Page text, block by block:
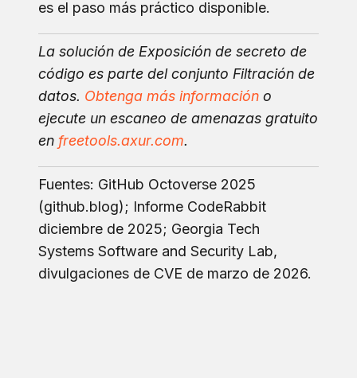
es el paso más práctico disponible.
La solución de Exposición de secreto de
código es parte del conjunto Filtración de
datos. Obtenga más información o
ejecute un escaneo de amenazas gratuito
en freetools.axur.com.
Fuentes: GitHub Octoverse 2025
(github.blog); Informe CodeRabbit
diciembre de 2025; Georgia Tech
Systems Software and Security Lab,
divulgaciones de CVE de marzo de 2026.